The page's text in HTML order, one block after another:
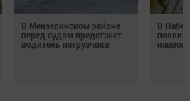
В Мензелинском районе
перед судом предстанет
водитель погрузчика
В